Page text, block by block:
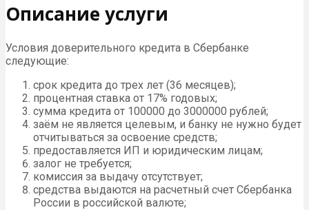
Описание услуги
Условия доверительного кредита в Сбербанке
следующие:
срок кредита до трех лет (36 месяцев);
процентная ставка от 17% годовых;
сумма кредита от 100000 до 3000000 рублей;
заём не является целевым, и банку не нужно будет
отчитываться за освоение средств;
предоставляется ИП и юридическим лицам;
залог не требуется;
комиссия за выдачу отсутствует;
средства выдаются на расчетный счет Сбербанка
России в российской валюте;